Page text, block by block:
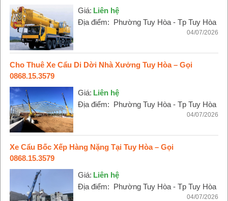
Giá: Liên hệ
Địa điểm: Phường Tuy Hòa - Tp Tuy Hòa
04/07/2026
Cho Thuê Xe Cẩu Di Dời Nhà Xưởng Tuy Hòa – Gọi
0868.15.3579
Giá: Liên hệ
Địa điểm: Phường Tuy Hòa - Tp Tuy Hòa
04/07/2026
Xe Cẩu Bốc Xếp Hàng Nặng Tại Tuy Hòa – Gọi
0868.15.3579
Giá: Liên hệ
Địa điểm: Phường Tuy Hòa - Tp Tuy Hòa
04/07/2026